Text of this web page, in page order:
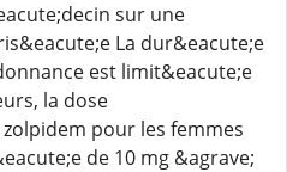
sur une
La dur&eacute;e
est limit&eacute;e
la dose
pour les femmes
de 10 mg &agrave;